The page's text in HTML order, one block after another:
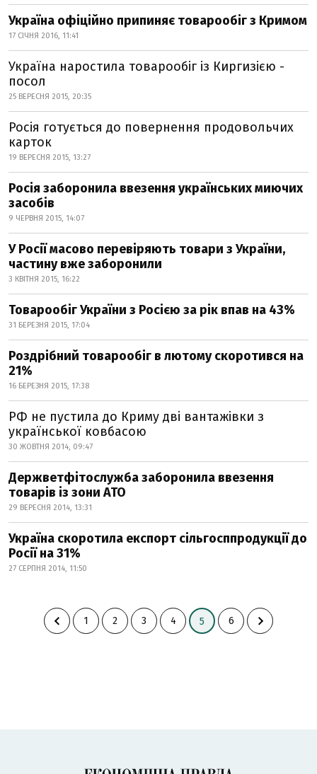
Україна офіційно припиняє товарообіг з Кримом
17 СІЧНЯ 2016, 11:41
Україна наростила товарообіг із Киргизією -
посол
25 ВЕРЕСНЯ 2015, 20:35
Росія готується до повернення продовольчих
карток
19 ВЕРЕСНЯ 2015, 13:27
Росія заборонила ввезення українських миючих
засобів
9 ЧЕРВНЯ 2015, 14:07
У Росії масово перевіряють товари з України,
частину вже заборонили
3 КВІТНЯ 2015, 16:22
Товарообіг України з Росією за рік впав на 43%
31 БЕРЕЗНЯ 2015, 17:04
Роздрібний товарообіг в лютому скоротився на
21%
16 БЕРЕЗНЯ 2015, 17:38
РФ не пустила до Криму дві вантажівки з
української ковбасою
30 ЖОВТНЯ 2014, 09:47
Держветфітослужба заборонила ввезення
товарів із зони АТО
29 ВЕРЕСНЯ 2014, 13:31
Україна скоротила експорт сільгосппродукції до
Росії на 31%
27 СЕРПНЯ 2014, 11:50
1 2 3 4 5 6